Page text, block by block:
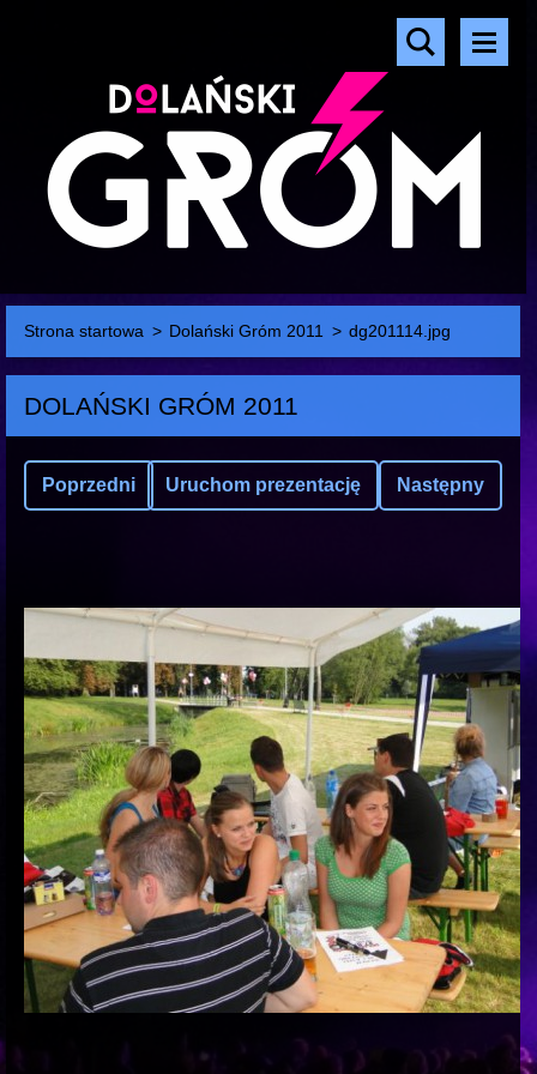
Strona startowa > Dolański Gróm 2011 > dg201114.jpg
DOLAŃSKI GRÓM 2011
Poprzedni Uruchom prezentację Następny